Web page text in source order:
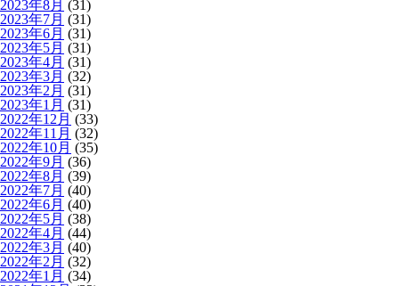
2023年8月 (31)
2023年7月 (31)
2023年6月 (31)
2023年5月 (31)
2023年4月 (31)
2023年3月 (32)
2023年2月 (31)
2023年1月 (31)
2022年12月 (33)
2022年11月 (32)
2022年10月 (35)
2022年9月 (36)
2022年8月 (39)
2022年7月 (40)
2022年6月 (40)
2022年5月 (38)
2022年4月 (44)
2022年3月 (40)
2022年2月 (32)
2022年1月 (34)